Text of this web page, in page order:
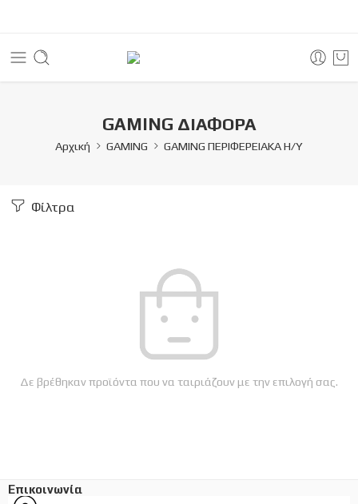
GAMING ΔΙΑΦΟΡΑ
Αρχική GAMING GAMING ΠΕΡΙΦΕΡΕΙΑΚΑ Η/Υ
Φίλτρα
Δε βρέθηκαν προϊόντα που να ταιριάζουν με την επιλογή σας.
Επικοινωνία